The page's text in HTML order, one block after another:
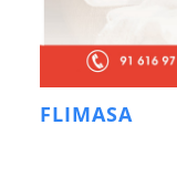
FLIMASA